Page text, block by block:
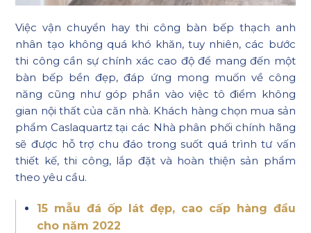
Việc vận chuyển hay thi công bàn bếp thạch anh
nhân tạo không quá khó khăn, tuy nhiên, các bước
thi công cần sự chính xác cao độ để mang đến một
bàn bếp bền đẹp, đáp ứng mong muốn về công
năng cũng như góp phần vào việc tô điểm không
gian nội thất của căn nhà. Khách hàng chọn mua sản
phẩm Caslaquartz tại các Nhà phân phối chính hãng
sẽ được hỗ trợ chu đáo trong suốt quá trình tư vấn
thiết kế, thi công, lắp đặt và hoàn thiện sản phẩm
theo yêu cầu.
15 mẫu đá ốp lát đẹp, cao cấp hàng đầu
cho năm 2022